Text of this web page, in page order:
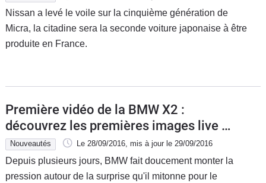
Nissan a levé le voile sur la cinquième génération de
Micra, la citadine sera la seconde voiture japonaise à être
produite en France.
Première vidéo de la BMW X2 :
découvrez les premières images live en
direct du Mondial de l'auto 2016
Nouveautés Le 28/09/2016, mis à jour le 29/09/2016
Depuis plusieurs jours, BMW fait doucement monter la
pression autour de la surprise qu'il mitonne pour le